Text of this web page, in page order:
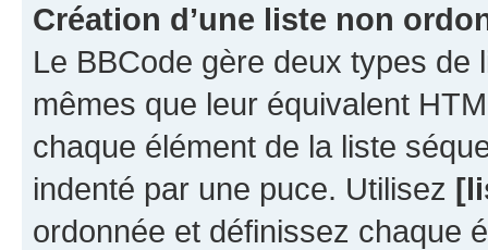
Création d’une liste non
Le BBCode gère deux types
mêmes que leur équivalent
chaque élément de la liste
indenté par une puce. Utilisez
ordonnée et définissez chaque